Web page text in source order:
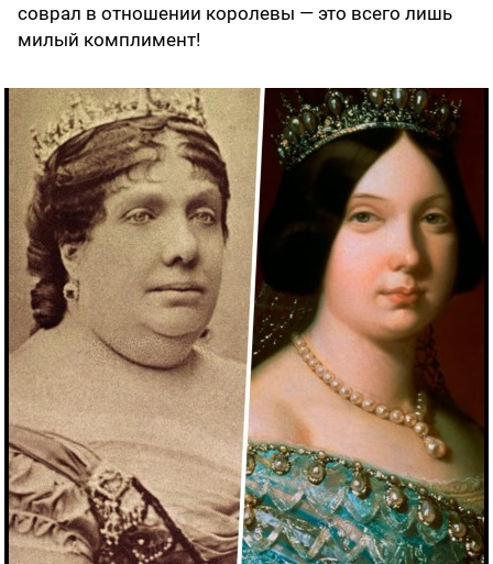
соврал в отношении королевы — это всего лишь
милый комплимент!